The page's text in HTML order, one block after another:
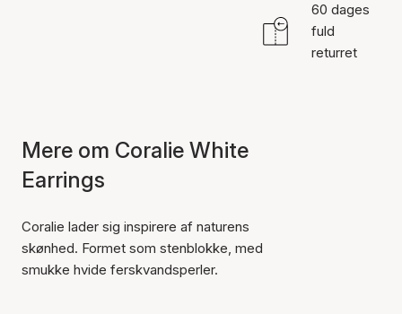
60 dages
fuld
returret
Mere om Coralie White
Earrings
Coralie lader sig inspirere af naturens
skønhed. Formet som stenblokke, med
smukke hvide ferskvandsperler.